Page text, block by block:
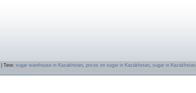
Теги: sugar warehouse in Kazakhstan prices on sugar in Kazakhstan sugar in Kazakhstan